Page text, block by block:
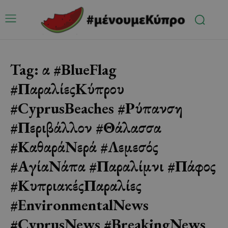
Tag: α #BlueFlag
#ΠαραλίεςΚύπρου
#CyprusBeaches #Ρύπανση
#Περιβάλλον #Θάλασσα
#ΚαθαράΝερά #Λεμεσός
#ΑγίαΝάπα #Παραλίμνι #Πάφος
#ΚυπριακέςΠαραλίες
#EnvironmentalNews
#CyprusNews #BreakingNews